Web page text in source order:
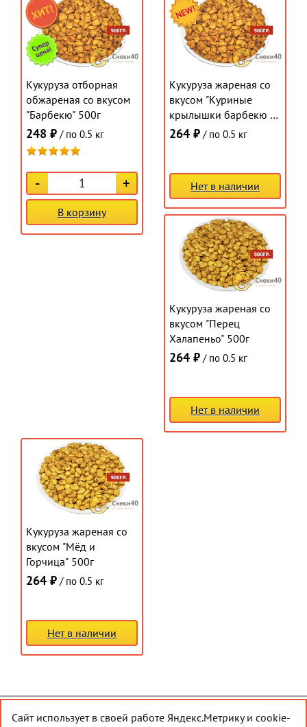
Кукуруза отборная
обжареная со вкусом
"Барбекю" 500г
248 ₽ / по 0.5 кг
- +
В корзину
Кукуруза жареная со
вкусом "Куриные
крылышки барбекю с
перцем" 500г
264 ₽ / по 0.5 кг
Нет в наличии
Кукуруза жареная со
вкусом "Перец
Халапеньо" 500г
264 ₽ / по 0.5 кг
Нет в наличии
Кукуруза жареная со
вкусом "Мёд и
Горчица" 500г
264 ₽ / по 0.5 кг
Нет в наличии
© 2026 Снеки40 Наверх
Сайт использует в своей работе Яндекс.Метрику и cookie-